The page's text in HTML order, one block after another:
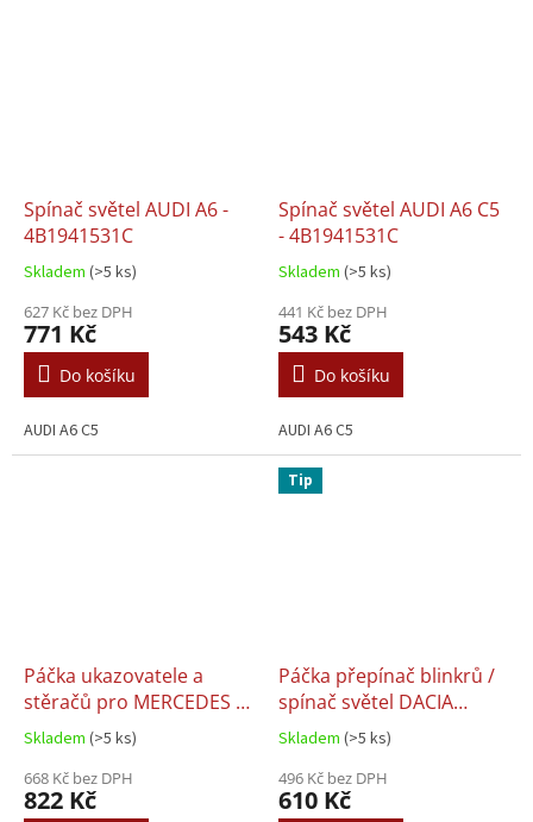
Spínač světel AUDI A6 -
4B1941531C
Skladem (>5 ks)
627 Kč bez DPH
771 Kč
Do košíku
AUDI A6 C5
Spínač světel AUDI A6 C5
- 4B1941531C
Skladem (>5 ks)
441 Kč bez DPH
543 Kč
Do košíku
AUDI A6 C5
Páčka ukazovatele a
stěračů pro MERCEDES A
W168 - 1685450110
Skladem (>5 ks)
668 Kč bez DPH
822 Kč
Tip
Páčka přepínač blinkrů /
spínač světel DACIA
DUSTER DOKKER LOGAN
SANDERO - 8201167988 /
VALEO 251682 /
255400337R
Skladem (>5 ks)
496 Kč bez DPH
610 Kč